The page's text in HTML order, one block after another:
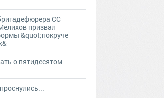
СС
призвал
&quot;покруче
о пятидесятом